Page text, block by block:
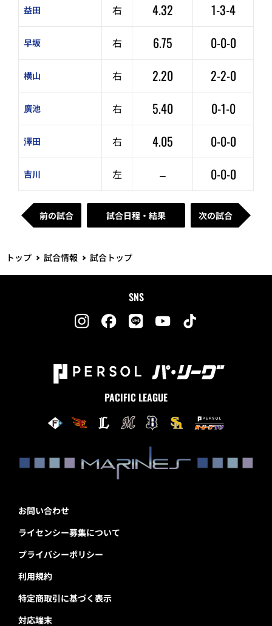
益田 右 4.32 1-3-4
早坂 右 6.75 0-0-0
横山 右 2.20 2-2-0
廣池 右 5.40 0-1-0
澤田 右 4.05 0-0-0
吉川 左 – 0-0-0
前の試合 試合日程・結果 次の試合
トップ 試合情報 試合トップ
SNS
PACIFIC LEAGUE
お問い合わせ
ライセンシー募集について
プライバシーポリシー
利用規約
特定商取引に基づく表示
対応端末